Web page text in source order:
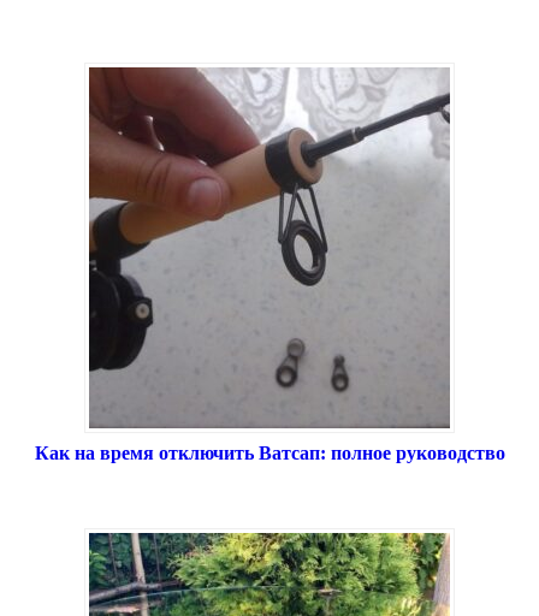
Как на время отключить Ватсап: полное руководство